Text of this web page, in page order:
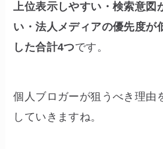
上位表示しやすい・検索意図
い・法人メディアの優先度が
した合計4つです。
個人ブロガーが狙うべき理由
していきますね。